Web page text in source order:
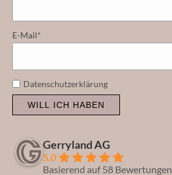
E-Mail*
Datenschutzerklärung
WILL ICH HABEN
Gerryland AG
5.0
Basierend auf 58 Bewertungen